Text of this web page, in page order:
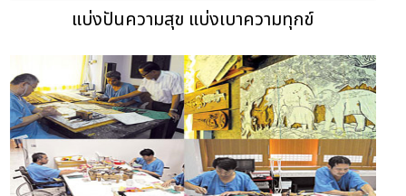
แบ่งปันความสุข แบ่งเบาความทุกข์